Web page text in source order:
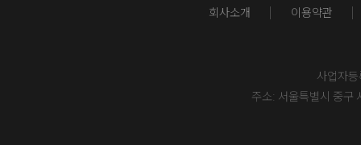
회사소개 이용약관
사업자
주소: 서울특별시 중구